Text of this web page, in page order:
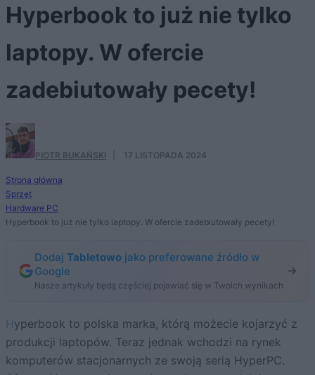
Hyperbook to już nie tylko
laptopy. W ofercie
zadebiutowały pecety!
PIOTR BUKAŃSKI 17 LISTOPADA 2024
Strona główna
Sprzęt
Hardware PC
Hyperbook to już nie tylko laptopy. W ofercie zadebiutowały pecety!
Dodaj Tabletowo jako preferowane źródło w
Google
Nasze artykuły będą częściej pojawiać się w Twoich wynikach
Hyperbook to polska marka, którą możecie kojarzyć z
produkcji laptopów. Teraz jednak wchodzi na rynek
komputerów stacjonarnych ze swoją serią HyperPC.